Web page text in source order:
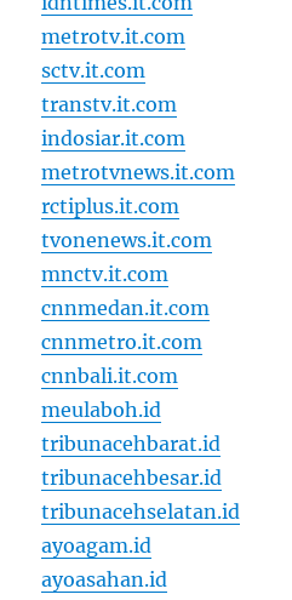
metrotv.it.com
sctv.it.com
transtv.it.com
indosiar.it.com
metrotvnews.it.com
rctiplus.it.com
tvonenews.it.com
mnctv.it.com
cnnmedan.it.com
cnnmetro.it.com
cnnbali.it.com
meulaboh.id
tribunacehbarat.id
tribunacehbesar.id
tribunacehselatan.id
ayoagam.id
ayoasahan.id